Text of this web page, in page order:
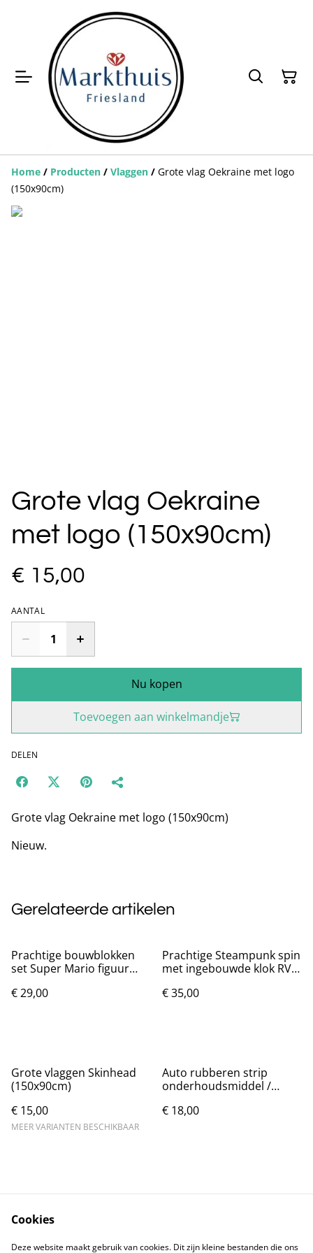
Home / Producten / Vlaggen / Grote vlag Oekraine met logo
(150x90cm)
Grote vlag Oekraine
met logo (150x90cm)
€ 15,00
AANTAL
Nu kopen
Toevoegen aan winkelmandje
DELEN
Grote vlag Oekraine met logo (150x90cm)
Nieuw.
Gerelateerde artikelen
Prachtige bouwblokken
set Super Mario figuur
€ 29,00
Prachtige Steampunk spin
met ingebouwde klok RVS
€ 35,00
Grote vlaggen Skinhead
(150x90cm)
€ 15,00
MEER VARIANTEN BESCHIKBAAR
Auto rubberen strip
onderhoudsmiddel /
€ 18,00
Contact
Voorwaarden
Cookies
Deze website maakt gebruik van cookies. Dit zijn kleine bestanden die ons